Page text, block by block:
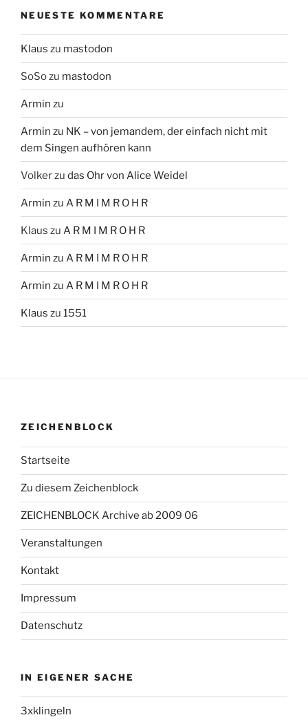
NEUESTE KOMMENTARE
Klaus zu mastodon
SoSozu mastodon
Armin zu
Armin zu NK – von jemandem, der einfach nicht mit
dem Singen aufhören kann
Volkerzu das Ohr von Alice Weidel
Armin zu A R M I M R O H R
Klaus zu A R M I M R O H R
Armin zu A R M I M R O H R
Armin zu A R M I M R O H R
Klaus zu 1551
ZEICHENBLOCK
Startseite
Zu diesem Zeichenblock
ZEICHENBLOCK Archive ab 2009 06
Veranstaltungen
Kontakt
Impressum
Datenschutz
IN EIGENER SACHE
3xklingeln